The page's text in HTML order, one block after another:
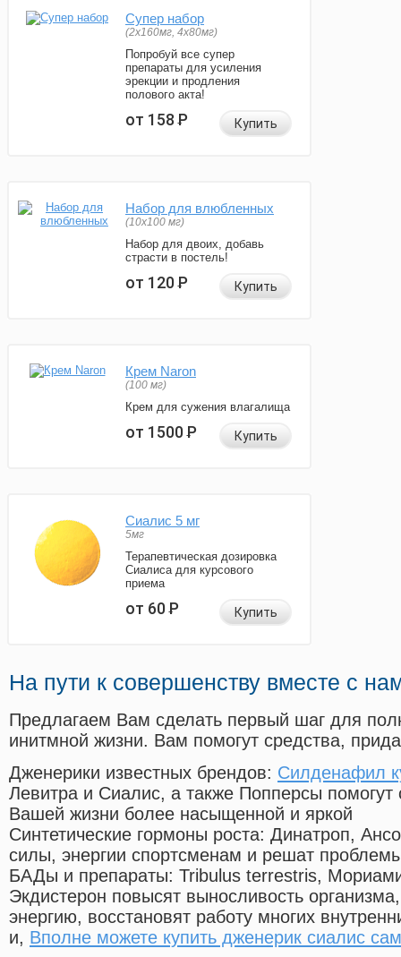
Супер набор
(2х160мг, 4х80мг)
Попробуй все супер
препараты для усиления
эрекции и продления
полового акта!
от 158Р Купить
Набор для влюбленных
(10х100 мг)
Набор для двоих, добавь
страсти в постель!
от 120Р Купить
Крем Naron
(100 мг)
Крем для сужения влагалища
от 1500Р Купить
Сиалис 5 мг
5мг
Терапевтическая дозировка
Сиалиса для курсового
приема
от 60Р Купить
На пути к совершенству вместе с
Предлагаем Вам сделать первый шаг для
инитмной жизни. Вам помогут средства,
Дженерики известных брендов: Силденафил
Левитра и Сиалис, а также Попперсы помогут
Вашей жизни более насыщенной и яркой
Синтетические гормоны роста: Динатроп,
силы, энергии спортсменам и решат
БАДы и препараты: Tribulus terrestris,
Экдистерон повысят выносливость
энергию, восстановят работу многих
и, Вполне можете купить дженерик сиалис